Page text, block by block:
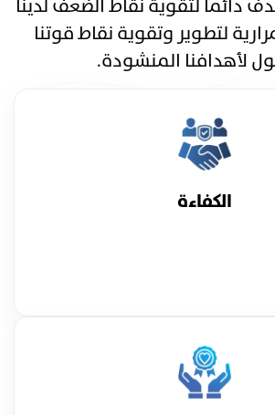
دائما لتقوية نقاط الضعف لدينا
لتطوير وتقوية نقاط قوتنا
لأهدافنا المنشودة.
الكفاءة